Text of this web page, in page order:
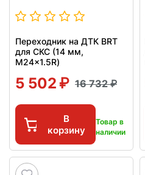
Переходник на ДТК BRT
для СКС (14 мм,
M24x1.5R)
5 502 16 732
В
корзину
Товар в
наличии